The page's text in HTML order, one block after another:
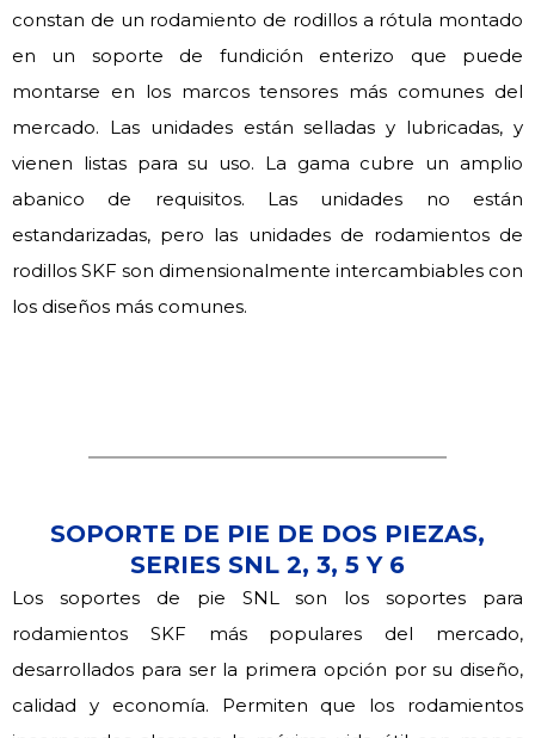
constan de un rodamiento de rodillos a rótula montado
en un soporte de fundición enterizo que puede
montarse en los marcos tensores más comunes del
mercado. Las unidades están selladas y lubricadas, y
vienen listas para su uso. La gama cubre un amplio
abanico de requisitos. Las unidades no están
estandarizadas, pero las unidades de rodamientos de
rodillos SKF son dimensionalmente intercambiables con
los diseños más comunes.
SOPORTE DE PIE DE DOS PIEZAS,
SERIES SNL 2, 3, 5 Y 6
Los soportes de pie SNL son los soportes para
rodamientos SKF más populares del mercado,
desarrollados para ser la primera opción por su diseño,
calidad y economía. Permiten que los rodamientos